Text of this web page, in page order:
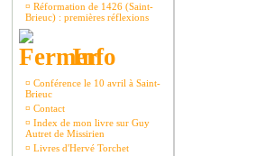
¤ Réformation de 1426 (Saint-
Brieuc) : premières réflexions
Info
¤ Conférence le 10 avril à Saint-
Brieuc
¤ Contact
¤ Index de mon livre sur Guy
Autret de Missirien
¤ Livres d'Hervé Torchet